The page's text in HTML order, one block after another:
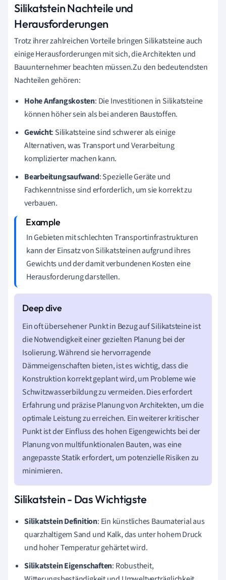
Silikatstein Nachteile und
Herausforderungen
Trotz ihrer zahlreichen Vorteile bringen Silikatsteine auch
einige Herausforderungen mit sich, die Architekten und
Bauunternehmer beachten müssen.Zu den bedeutendsten
Nachteilen gehören:
Hohe Anfangskosten: Die Investitionen in Silikatsteine
können höher sein als bei anderen Baustoffen.
Gewicht: Silikatsteine sind schwerer als einige
Alternativen, was Transport und Verarbeitung
komplizierter machen kann.
Bearbeitungsaufwand: Spezielle Geräte und
Fachkenntnisse sind erforderlich, um sie korrekt zu
verbauen.
In Gebieten mit schlechten Transportinfrastrukturen
kann der Einsatz von Silikatsteinen aufgrund ihres
Gewichts und der damit verbundenen Kosten eine
Herausforderung darstellen.
Ein oft übersehener Punkt in Bezug auf Silikatsteine ist
die Notwendigkeit einer gezielten Planung bei der
Isolierung. Während sie hervorragende
Dämmeigenschaften bieten, ist es wichtig, dass die
Konstruktion korrekt geplant wird, um Probleme wie
Schwitzwasserbildung zu vermeiden. Dies erfordert
Erfahrung und präzise Planung von Architekten, um die
optimale Leistung zu erreichen. Ein weiterer kritischer
Punkt ist der Einfluss des hohen Eigengewichts bei der
Planung von multifunktionalen Bauten, was eine
angepasste Statik erfordert, um potenzielle Risiken zu
minimieren.
Silikatstein - Das Wichtigste
Silikatstein Definition: Ein künstliches Baumaterial aus
quarzhaltigem Sand und Kalk, das unter hohem Druck
und hoher Temperatur gehärtet wird.
Silikatstein Eigenschaften: Robustheit,